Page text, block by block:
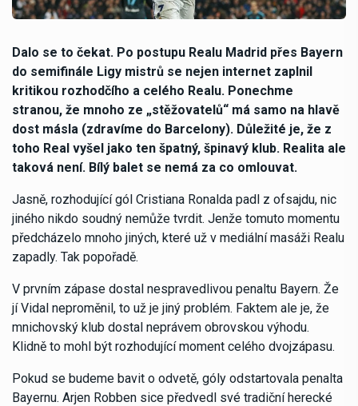
Dalo se to čekat. Po postupu Realu Madrid přes Bayern
do semifinále Ligy mistrů se nejen internet zaplnil
kritikou rozhodčího a celého Realu. Ponechme
stranou, že mnoho ze „stěžovatelů“ má samo na hlavě
dost másla (zdravíme do Barcelony). Důležité je, že z
toho Real vyšel jako ten špatný, špinavý klub. Realita ale
taková není. Bílý balet se nemá za co omlouvat.
Jasně, rozhodující gól Cristiana Ronalda padl z ofsajdu, nic
jiného nikdo soudný nemůže tvrdit. Jenže tomuto momentu
předcházelo mnoho jiných, které už v mediální masáži Realu
zapadly. Tak popořadě.
V prvním zápase dostal nespravedlivou penaltu Bayern. Že
jí Vidal neproměnil, to už je jiný problém. Faktem ale je, že
mnichovský klub dostal neprávem obrovskou výhodu.
Klidně to mohl být rozhodující moment celého dvojzápasu.
Pokud se budeme bavit o odvetě, góly odstartovala penalta
Bayernu. Arjen Robben sice předvedl své tradiční herecké